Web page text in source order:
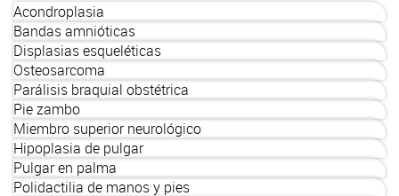
Acondroplasia
Bandas amnióticas
Displasias esqueléticas
Osteosarcoma
Parálisis braquial obstétrica
Pie zambo
Miembro superior neurológico
Hipoplasia de pulgar
Pulgar en palma
Polidactilia de manos y pies